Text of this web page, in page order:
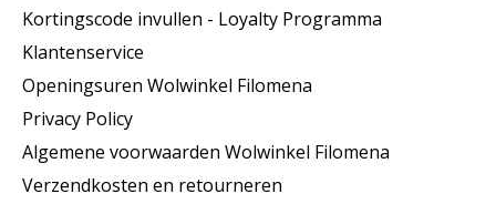
Kortingscode invullen - Loyalty Programma
Klantenservice
Openingsuren Wolwinkel Filomena
Privacy Policy
Algemene voorwaarden Wolwinkel Filomena
Verzendkosten en retourneren